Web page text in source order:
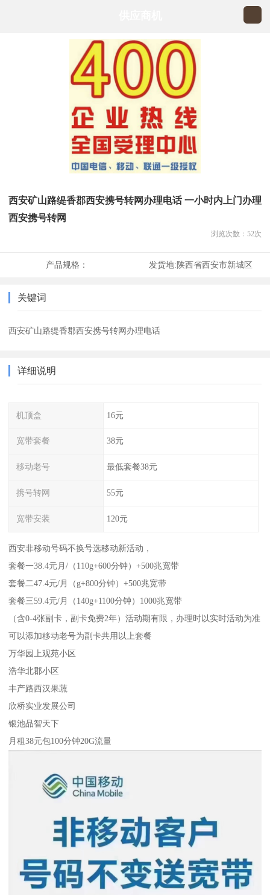
西安矿山路缇香郡西安携号转网办理电话 一小时内上门办理
西安携号转网
浏览次数： 52次
产品规格： 发货地:陕西省西安市新城区
关键词
西安矿山路缇香郡西安携号转网办理电话
详细说明
机顶盒 16元
宽带套餐 38元
移动老号 最低套餐38元
携号转网 55元
宽带安装 120元
西安非移动号码不换号选移动新活动，
套餐一38.4元月/（110g+600分钟）+500兆宽带
套餐二47.4元/月（g+800分钟）+500兆宽带
套餐三59.4元/月（140g+1100分钟）1000兆宽带
（含0-4张副卡，副卡免费2年）活动期有限，办理时以实时活动为准
可以添加移动老号为副卡共用以上套餐
万华园上观苑小区
浩华北郡小区
丰产路西汉果蔬
欣桥实业发展公司
银池品智天下
月租38元包100分钟20G流量